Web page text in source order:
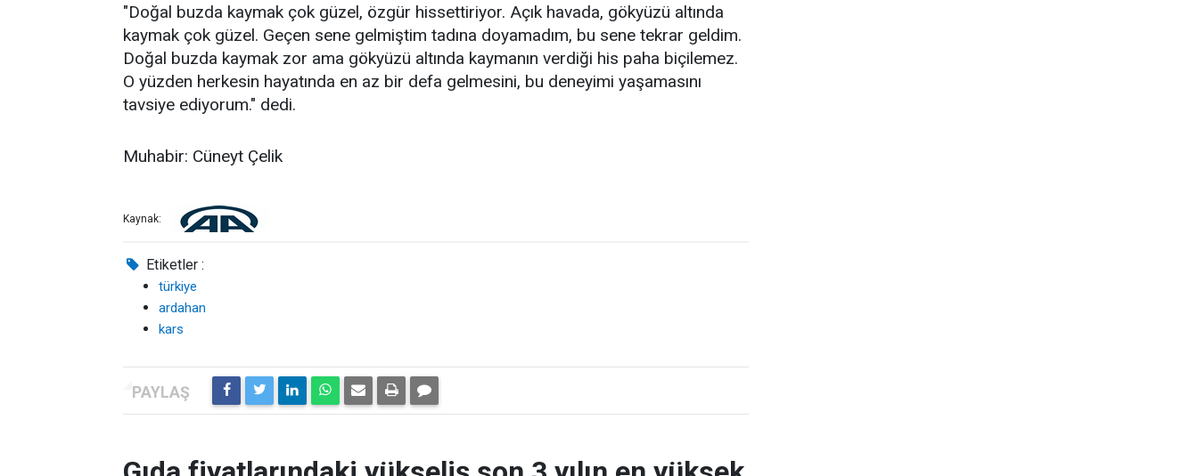
"Doğal buzda kaymak çok güzel, özgür hissettiriyor. Açık havada, gökyüzü altında
kaymak çok güzel. Geçen sene gelmiştim tadına doyamadım, bu sene tekrar geldim.
Doğal buzda kaymak zor ama gökyüzü altında kaymanın verdiği his paha biçilemez.
O yüzden herkesin hayatında en az bir defa gelmesini, bu deneyimi yaşamasını
tavsiye ediyorum." dedi.
Muhabir: Cüneyt Çelik
Kaynak:
Etiketler :
türkiye
ardahan
kars